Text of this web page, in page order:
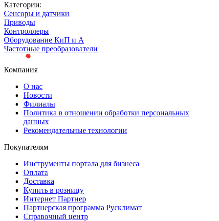
Категории:
Сенсоры и датчики
Приводы
Контроллеры
Оборудование КиП и А
Частотные преобразователи
Компания
О нас
Новости
Филиалы
Политика в отношении обработки персональных
данных
Рекомендательные технологии
Покупателям
Инструменты портала для бизнеса
Оплата
Доставка
Купить в розницу
Интернет Партнер
Партнерская программа Русклимат
Справочный центр